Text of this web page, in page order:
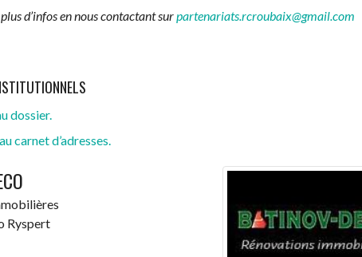
d’infos en nous contactant surpartenariats.rcroubaix@gmail.com
dossier.
carnet d’adresses.
Ryspert